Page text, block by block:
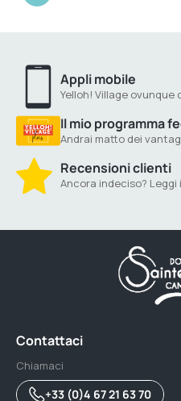
Appli mobile
Yelloh! Village ovunque
Il mio programma
Andrai matto dei
Recensioni clienti
Ancora indeciso?
Contattaci
Chiamaci
+33 (0)4 67 21 63 70